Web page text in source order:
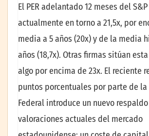
El PER adelantado 12 meses del
actualmente en torno a 21,5x, por
media a 5 años (20x) y de la media
años (18,7x). Otras firmas sitúan
algo por encima de 23x. El reciente
puntos porcentuales por parte de la
Federal introduce un nuevo
valoraciones actuales del mercado